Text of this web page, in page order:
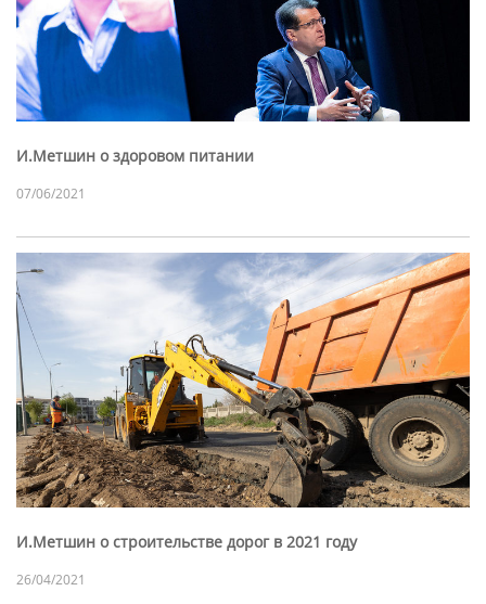
И.Метшин о здоровом питании
07/06/2021
И.Метшин о строительстве дорог в 2021 году
26/04/2021